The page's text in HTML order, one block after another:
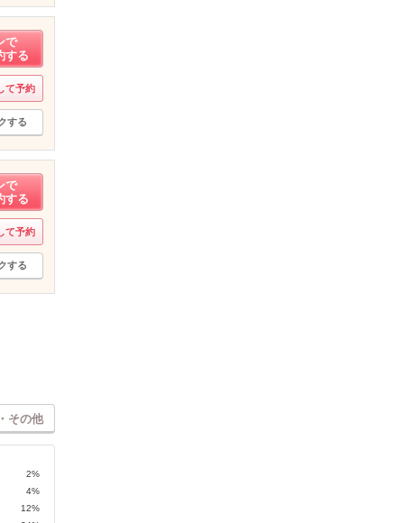
で
する
て予約
する
で
する
て予約
する
その他
2%
4%
12%